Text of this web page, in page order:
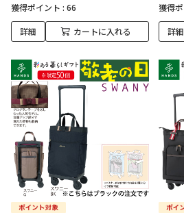
獲得ポイント : 66
詳細 カートに入れる
獲得
詳細